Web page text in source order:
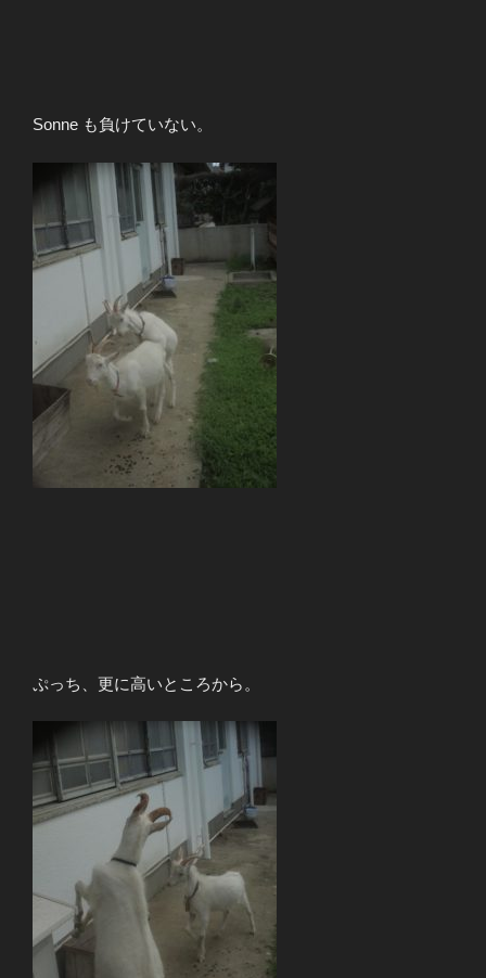
Sonne も負けていない。
ぷっち、更に高いところから。